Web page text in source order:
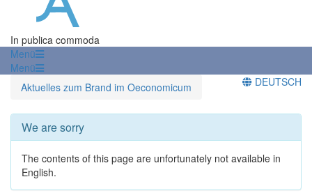
In publica commoda
Menü
Menü
Aktuelles zum Brand im Oeconomicum
DEUTSCH
We are sorry
The contents of this page are unfortunately not available in
English.